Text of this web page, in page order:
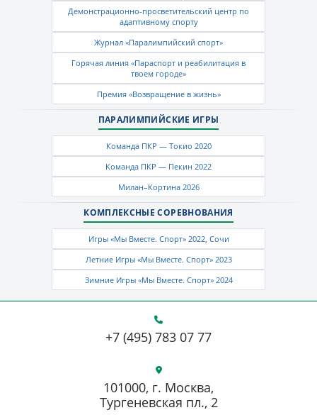
Демонстрационно-просветительский центр по
адаптивному спорту
Журнал «Паралимпийский спорт»
Горячая линия «Параспорт и реабилитация в
твоем городе»
Премия «Возвращение в жизнь»
ПАРАЛИМПИЙСКИЕ ИГРЫ
Команда ПКР — Токио 2020
Команда ПКР — Пекин 2022
Милан–Кортина 2026
КОМПЛЕКСНЫЕ СОРЕВНОВАНИЯ
Игры «Мы Вместе. Спорт» 2022, Сочи
Летние Игры «Мы Вместе. Спорт» 2023
Зимние Игры «Мы Вместе. Спорт» 2024
+7 (495) 783 07 77
101000, г. Москва,
Тургеневская пл., 2